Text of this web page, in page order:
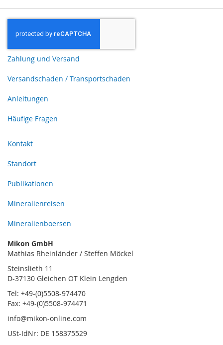
Zahlung und Versand
Versandschaden / Transportschaden
Anleitungen
Häufige Fragen
Kontakt
Standort
Publikationen
Mineralienreisen
Mineralienboersen
Mikon GmbH
Mathias Rheinländer / Steffen Möckel
Steinslieth 11
D-37130 Gleichen OT Klein Lengden
Tel: +49-(0)5508-974470
Fax: +49-(0)5508-974471
info@mikon-online.com
USt-IdNr: DE 158375529